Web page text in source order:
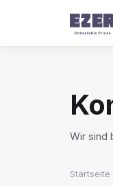
Wir sind
Startseite